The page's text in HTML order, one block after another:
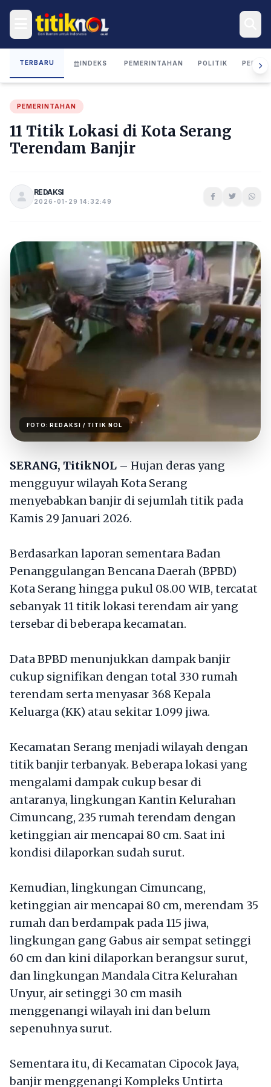
TERBARU INDEKS PEMERINTAHAN POLITIK
PEMERINTAHAN
11 Titik Lokasi di Kota Serang
Terendam Banjir
REDAKSI
2026-01-29 14:32:49
FOTO:REDAKSI / TITIK NOL
SERANG, TitikNOL – Hujan deras yang
mengguyur wilayah Kota Serang
menyebabkan banjir di sejumlah titik pada
Kamis 29 Januari 2026.
Berdasarkan laporan sementara Badan
Penanggulangan Bencana Daerah (BPBD)
Kota Serang hingga pukul 08.00 WIB, tercatat
sebanyak 11 titik lokasi terendam air yang
tersebar di beberapa kecamatan.
Data BPBD menunjukkan dampak banjir
cukup signifikan dengan total 330 rumah
terendam serta menyasar 368 Kepala
Keluarga (KK) atau sekitar 1.099 jiwa.
​Kecamatan Serang menjadi wilayah dengan
titik banjir terbanyak. Beberapa lokasi yang
mengalami dampak cukup besar di
antaranya, lingkungan Kantin Kelurahan
Cimuncang, 235 rumah terendam dengan
ketinggian air mencapai 80 cm. Saat ini
kondisi dilaporkan sudah surut.
Kemudian, lingkungan Cimuncang,
ketinggian air mencapai 80 cm, merendam 35
rumah dan berdampak pada 115 jiwa,
lingkungan gang Gabus air sempat setinggi
60 cm dan kini dilaporkan berangsur surut,
dan lingkungan Mandala Citra Kelurahan
Unyur, air setinggi 30 cm masih
menggenangi wilayah ini dan belum
sepenuhnya surut.
​Sementara itu, di Kecamatan Cipocok Jaya,
banjir menggenangi Kompleks Untirta